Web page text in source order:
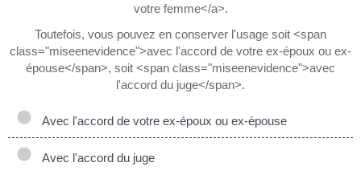
votre femme</a>.
Toutefois, vous pouvez en conserver l'usage soit <span
class="miseenevidence">avec l'accord de votre ex-époux ou ex-
épouse</span>, soit <span class="miseenevidence">avec
l'accord du juge</span>.
Avec l'accord de votre ex-époux ou ex-épouse
Avec l'accord du juge